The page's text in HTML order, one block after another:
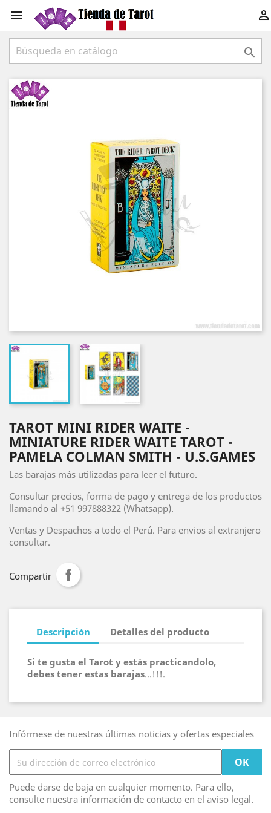
 

TAROT MINI RIDER WAITE -
MINIATURE RIDER WAITE TAROT -
PAMELA COLMAN SMITH - U.S.GAMES
Las barajas más utilizadas para leer el futuro.
Consultar precios, forma de pago y entrega de los productos
llamando al +51 997888322 (Whatsapp).
Ventas y Despachos a todo el Perú. Para envios al extranjero
consultar.
Compartir
Descripción Detalles del producto
Si te gusta el Tarot y estás practicandolo,
debes tener estas barajas...!!!.
Infórmese de nuestras últimas noticias y ofertas especiales
Puede darse de baja en cualquier momento. Para ello,
consulte nuestra información de contacto en el aviso legal.